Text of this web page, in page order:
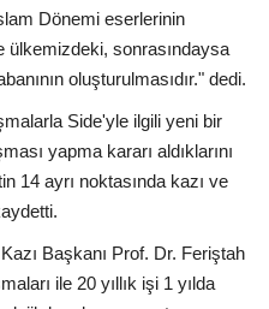
Dönemi eserlerinin
ülkemizdeki, sonrasındaysa
oluşturulmasıdır." dedi.
Side'yle ilgili yeni bir
yapma kararı aldıklarını
14 ayrı noktasında kazı ve
Başkanı Prof. Dr. Feriştah
ile 20 yıllık işi 1 yılda